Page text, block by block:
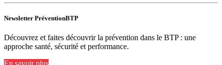
Newsletter PréventionBTP
Découvrez et faites découvrir la prévention dans le BTP : une
approche santé, sécurité et performance.
En savoir plus